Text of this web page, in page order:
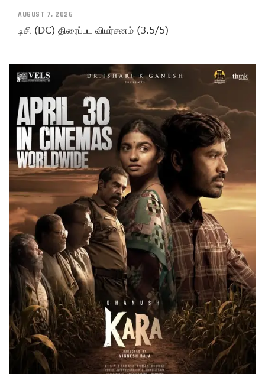
AUGUST 7, 2026
டிசி (DC) திரைப்பட விமர்சனம் (3.5/5)